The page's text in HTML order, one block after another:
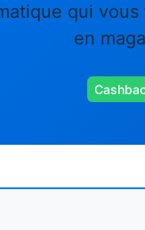
qui
en